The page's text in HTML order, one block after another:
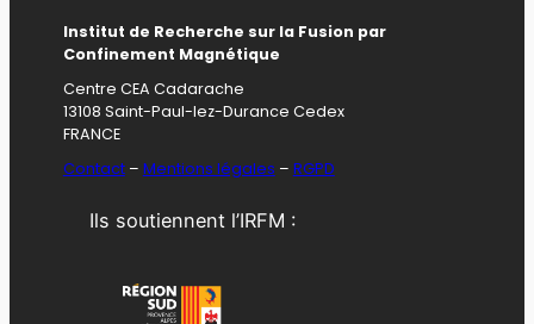
Institut de Recherche sur la Fusion par
Confinement Magnétique
Centre CEA Cadarache
13108 Saint-Paul-lez-Durance Cedex
FRANCE
Contact– Mentions légales – RGPD
Ils soutiennent l’IRFM :